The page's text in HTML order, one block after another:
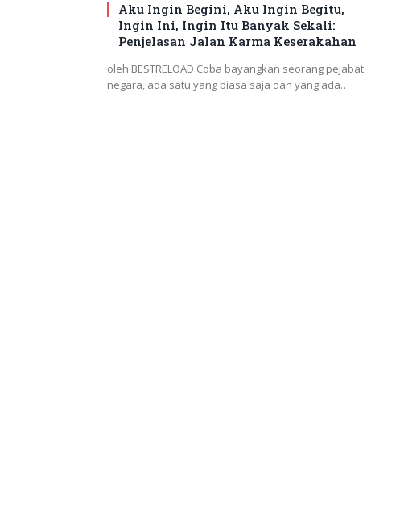
Aku Ingin Begini, Aku Ingin Begitu,
Ingin Ini, Ingin Itu Banyak Sekali:
Penjelasan Jalan Karma Keserakahan
oleh BESTRELOAD Coba bayangkan seorang pejabat
negara, ada satu yang biasa saja dan yang ada…